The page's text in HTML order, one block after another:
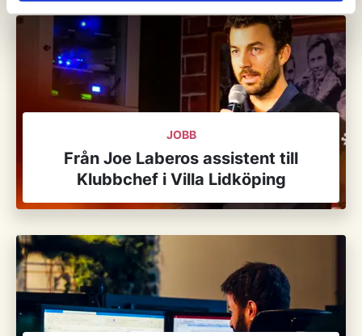
JOBB
Från Joe Laberos assistent till
Klubbchef i Villa Lidköping